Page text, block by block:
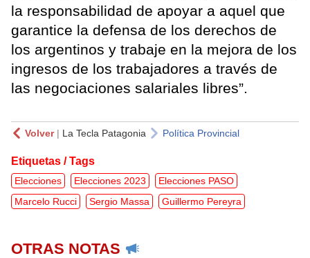
la responsabilidad de apoyar a aquel que
garantice la defensa de los derechos de
los argentinos y trabaje en la mejora de los
ingresos de los trabajadores a través de
las negociaciones salariales libres”.
Volver| La Tecla Patagonia Política Provincial
Etiquetas / Tags
Elecciones Elecciones 2023
Elecciones PASO
Marcelo Rucci
Sergio Massa Guillermo Pereyra
OTRAS NOTAS